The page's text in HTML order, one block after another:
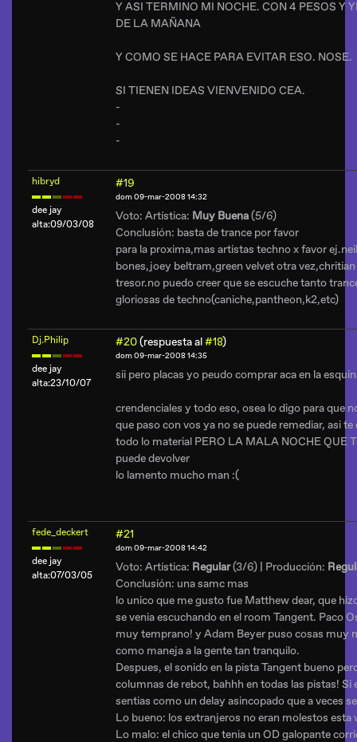
Y ASI TERMINO MI NOCHE. CON 4 PESOS Y
DE LA MAÑANA
Y COMO SE HACE PARA EVITAR ESO. NOSE.
SI TIENEN IDEAS VIENVENIDO CEA.
-
-
-
hibryd
dee jay
alta:09/03/08
#19
dom 09-mar-2008 14:32
Voto: Artística: Muy Buena(5/6)
Conclusión: basta de trance por favor
para la proxima,mas artistas techno x favor
bones,joey beltram,green velvet otra
tresor.no puedo creer que se escuche tanto
gloriosas de techno(caniche,pantheon,k2,etc)
Dj.Philip
dee jay
alta:23/10/07
#20(respuesta al#18)
dom 09-mar-2008 14:35
sii pero placas yo peudo comprar aca en la
crendenciales y todo eso, osea lo digo para que
que paso con vos ya no se puede remediar, asi
todo lo material PERO LA MALA NOCHE QUE
puede devolver
lo lamento mucho man :(
fede_deckert
dee jay
alta:07/03/05
#21
dom 09-mar-2008 14:42
Voto: Artística: Regular(3/6) | Producción:
Conclusión: una samc mas
lo unico que me gusto fue Matthew dear, que
se venia escuchando en el room Tangent. Paco
muy temprano! y Adam Beyer puso cosas muy
como maneja a la gente tan tranquilo.
Despues, el sonido en la pista Tangent bueno
columnas de rebot, bahhh en todas las pistas! Si
sentias como un delay asincopado que a veces
Lo bueno: los extranjeros no eran molestos esta
Lo malo: el chico que tenia un OD galopante